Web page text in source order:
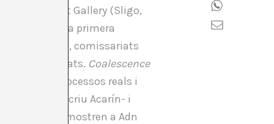
Niland Art Gallery (Sligo,
aquí. Entre la primera
pel·lícules, comissariats
implicats. Coalescence
sobre processos reals i
-com escriu Acarín- i
que es mostren a Adn